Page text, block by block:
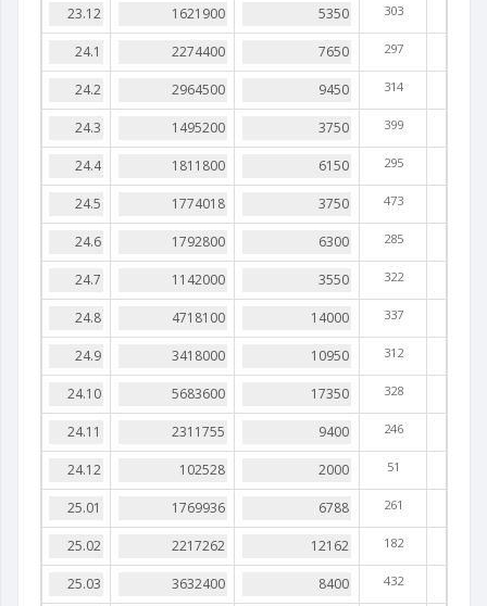
303
297
314
399
295
473
285
322
337
312
328
246
51
261
182
432